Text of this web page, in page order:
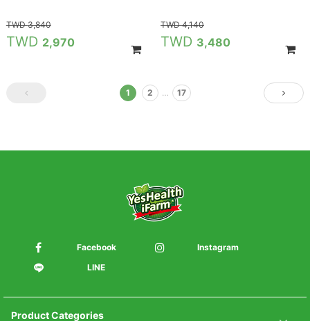
3,840
2,970
4,140
3,480
1 2 … 17
Facebook
Instagram
LINE
Product Categories